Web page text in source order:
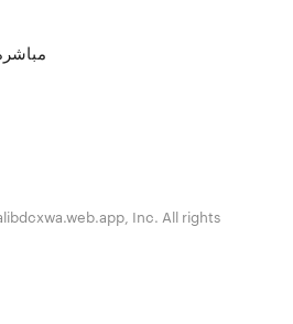
Inc. All rights